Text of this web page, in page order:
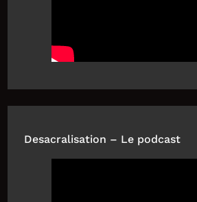
Desacralisation – Le podcast